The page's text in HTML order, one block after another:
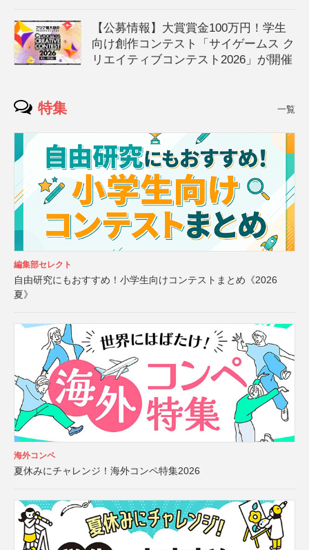
【公募情報】大賞賞金100万円！学生
向け創作コンテスト「サイゲームス ク
リエイティブコンテスト2026」が開催
特集 一覧
編集部セレクト
自由研究にもおすすめ！小学生向けコンテストまとめ《2026
夏》
海外コンペ
夏休みにチャレンジ！海外コンペ特集2026